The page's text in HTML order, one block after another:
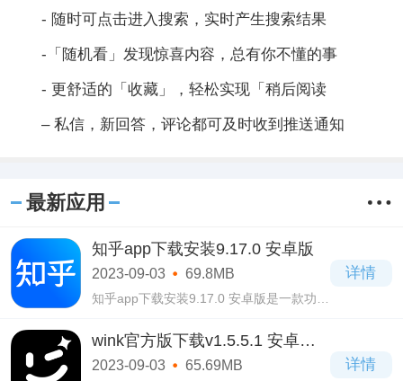
- 随时可点击进入搜索，实时产生搜索结果
-「随机看」发现惊喜内容，总有你不懂的事
- 更舒适的「收藏」，轻松实现「稍后阅读
– 私信，新回答，评论都可及时收到推送通知
最新应用
知乎app下载安装9.17.0 安卓版
2023-09-03 69.8MB
知乎app下载安装9.17.0 安卓版是一款功能
洁大方的页面设计，用户操作起来会无比
的简单，丝毫难度都没有，而且还可以注
册登录
详情
wink官方版下载v1.5.5.1 安卓最
新版
2023-09-03 65.69MB 详情